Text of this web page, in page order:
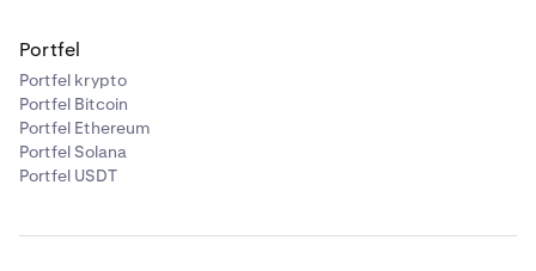
Portfel
Portfel krypto
Portfel Bitcoin
Portfel Ethereum
Portfel Solana
Portfel USDT